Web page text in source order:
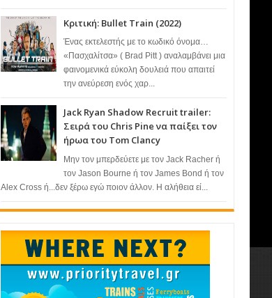
Κριτική: Bullet Train (2022)
Ένας εκτελεστής με το κωδικό όνομα…
«Πασχαλίτσα» ( Brad Pitt ) αναλαμβάνει μια
φαινομενικά εύκολη δουλειά που απαιτεί
την ανεύρεση ενός χαρ...
Jack Ryan Shadow Recruit trailer:
Σειρά του Chris Pine να παίξει τον
ήρωα του Tom Clancy
Μην τον μπερδεύετε με τον Jack Racher ή
τον Jason Bourne ή τον James Bond ή τον
Alex Cross ή...δεν ξέρω εγώ ποιον άλλον. Η αλήθεια εί...